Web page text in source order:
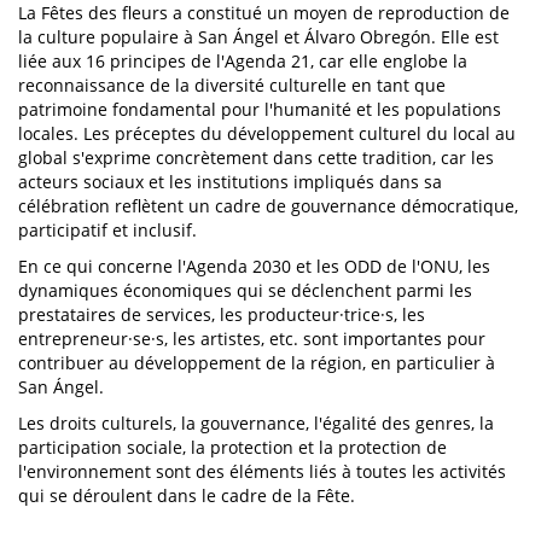
La Fêtes des fleurs a constitué un moyen de reproduction de
la culture populaire à San Ángel et Álvaro Obregón. Elle est
liée aux 16 principes de l'Agenda 21, car elle englobe la
reconnaissance de la diversité culturelle en tant que
patrimoine fondamental pour l'humanité et les populations
locales. Les préceptes du développement culturel du local au
global s'exprime concrètement dans cette tradition, car les
acteurs sociaux et les institutions impliqués dans sa
célébration reflètent un cadre de gouvernance démocratique,
participatif et inclusif.
En ce qui concerne l'Agenda 2030 et les ODD de l'ONU, les
dynamiques économiques qui se déclenchent parmi les
prestataires de services, les producteur·trice·s, les
entrepreneur·se·s, les artistes, etc. sont importantes pour
contribuer au développement de la région, en particulier à
San Ángel.
Les droits culturels, la gouvernance, l'égalité des genres, la
participation sociale, la protection et la protection de
l'environnement sont des éléments liés à toutes les activités
qui se déroulent dans le cadre de la Fête.